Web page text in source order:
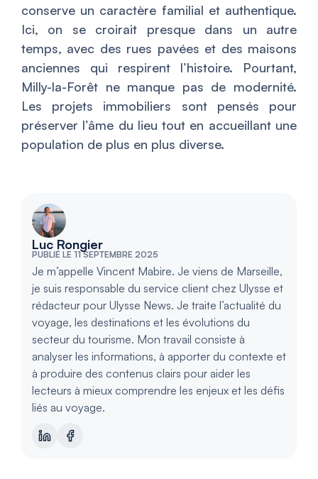
conserve un caractère familial et authentique.
Ici, on se croirait presque dans un autre
temps, avec des rues pavées et des maisons
anciennes qui respirent l’histoire. Pourtant,
Milly-la-Forêt ne manque pas de modernité.
Les projets immobiliers sont pensés pour
préserver l’âme du lieu tout en accueillant une
population de plus en plus diverse.
Luc Rongier
PUBLIÉ LE 11 SEPTEMBRE 2025
Je m’appelle Vincent Mabire. Je viens de Marseille,
je suis responsable du service client chez Ulysse et
rédacteur pour Ulysse News. Je traite l’actualité du
voyage, les destinations et les évolutions du
secteur du tourisme. Mon travail consiste à
analyser les informations, à apporter du contexte et
à produire des contenus clairs pour aider les
lecteurs à mieux comprendre les enjeux et les défis
liés au voyage.